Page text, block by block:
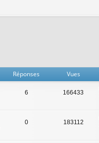
Réponses Vues
6 166433
0 183112